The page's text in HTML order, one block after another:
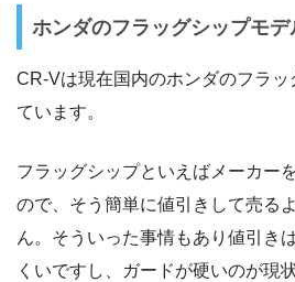
ホンダのフラッグシップモデ
CR-Vは現在国内のホンダのフラッ
ています。
フラッグシップといえばメーカー
ので、そう簡単に値引きして売る
ん。そういった事情もあり値引き
くいですし、ガードが硬いのが現